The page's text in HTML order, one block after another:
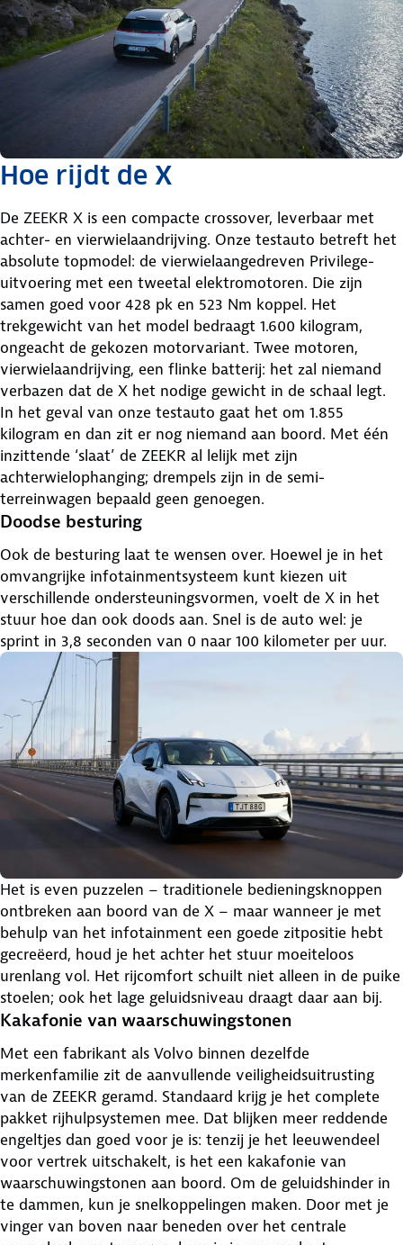
Hoe rijdt de X
De ZEEKR X is een compacte crossover, leverbaar met
achter- en vierwielaandrijving. Onze testauto betreft het
absolute topmodel: de vierwielaangedreven Privilege-
uitvoering met een tweetal elektromotoren. Die zijn
samen goed voor 428 pk en 523 Nm koppel. Het
trekgewicht van het model bedraagt 1.600 kilogram,
ongeacht de gekozen motorvariant. Twee motoren,
vierwielaandrijving, een flinke batterij: het zal niemand
verbazen dat de X het nodige gewicht in de schaal legt.
In het geval van onze testauto gaat het om 1.855
kilogram en dan zit er nog niemand aan boord. Met één
inzittende ‘slaat’ de ZEEKR al lelijk met zijn
achterwielophanging; drempels zijn in de semi-
terreinwagen bepaald geen genoegen.
Doodse besturing
Ook de besturing laat te wensen over. Hoewel je in het
omvangrijke infotainmentsysteem kunt kiezen uit
verschillende ondersteuningsvormen, voelt de X in het
stuur hoe dan ook doods aan. Snel is de auto wel: je
sprint in 3,8 seconden van 0 naar 100 kilometer per uur.
Het is even puzzelen – traditionele bedieningsknoppen
ontbreken aan boord van de X – maar wanneer je met
behulp van het infotainment een goede zitpositie hebt
gecreëerd, houd je het achter het stuur moeiteloos
urenlang vol. Het rijcomfort schuilt niet alleen in de puike
stoelen; ook het lage geluidsniveau draagt daar aan bij.
Kakafonie van waarschuwingstonen
Met een fabrikant als Volvo binnen dezelfde
merkenfamilie zit de aanvullende veiligheidsuitrusting
van de ZEEKR geramd. Standaard krijg je het complete
pakket rijhulpsystemen mee. Dat blijken meer reddende
engeltjes dan goed voor je is: tenzij je het leeuwendeel
voor vertrek uitschakelt, is het een kakafonie van
waarschuwingstonen aan boord. Om de geluidshinder in
te dammen, kun je snelkoppelingen maken. Door met je
vinger van boven naar beneden over het centrale